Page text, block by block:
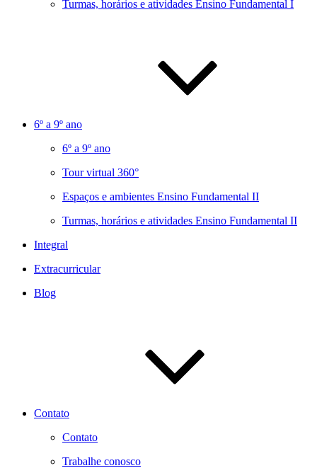
Turmas, horários e atividades Ensino Fundamental I
6º a 9º ano
6º a 9º ano
Tour virtual 360°
Espaços e ambientes Ensino Fundamental II
Turmas, horários e atividades Ensino Fundamental II
Integral
Extracurricular
Blog
Contato
Contato
Trabalhe conosco